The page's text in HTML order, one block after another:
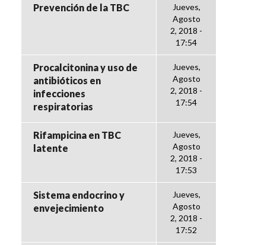
Prevención de la TBC
Jueves,
Agosto
2, 2018 -
17:54
Procalcitonina y uso de
antibióticos en
infecciones
respiratorias
Jueves,
Agosto
2, 2018 -
17:54
Rifampicina en TBC
latente
Jueves,
Agosto
2, 2018 -
17:53
Sistema endocrino y
envejecimiento
Jueves,
Agosto
2, 2018 -
17:52